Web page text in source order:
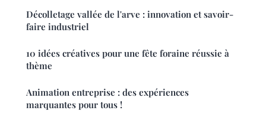
Décolletage vallée de l'arve : innovation et savoir-
faire industriel
10 idées créatives pour une fête foraine réussie à
thème
Animation entreprise : des expériences
marquantes pour tous !